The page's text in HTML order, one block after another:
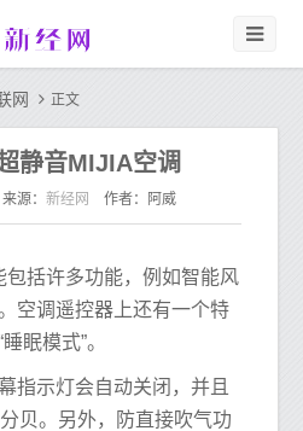
网 正文
静音MIJIA空调
源： 新经网 作者：阿威
包括许多功能，例如智能风
空调遥控器上还有一个特
眠模式”。
指示灯会自动关闭，并且
贝。另外，防直接吹气功